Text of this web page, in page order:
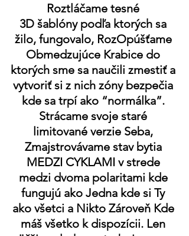
Roztláčame tesné
3D šablóny podľa ktorých sa
žilo, fungovalo, RozOpúšťame
Obmedzujúce Krabice do
ktorých sme sa naučili zmestiť a
vytvoriť si z nich zóny bezpečia
kde sa trpí ako “normálka”.
Strácame svoje staré
limitované verzie Seba,
Zmajstrovávame stav bytia
MEDZI CYKLAMI v strede
medzi dvoma polaritami kde
fungujú ako Jedna kde si Ty
ako všetci a Nikto Zároveň Kde
máš všetko k dispozícii. Len